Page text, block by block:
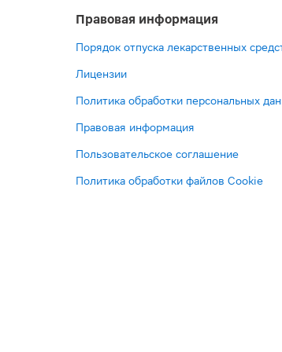
Правовая информация
Порядок отпуска лекарственных
Лицензии
Политика обработки персональных
Правовая информация
Пользовательское соглашение
Политика обработки файлов Cookie